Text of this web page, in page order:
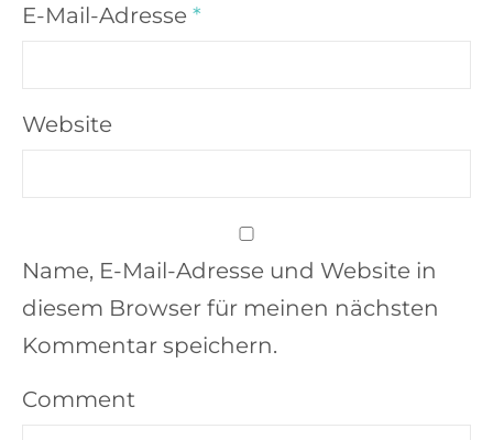
E-Mail-Adresse *
Website
Name, E-Mail-Adresse und Website in
diesem Browser für meinen nächsten
Kommentar speichern.
Comment